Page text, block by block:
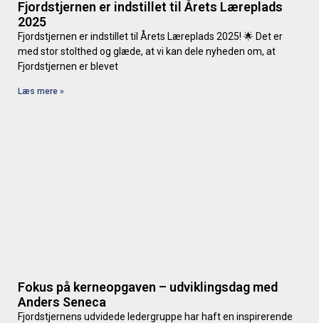
Fjordstjernen er indstillet til Årets Læreplads
2025
Fjordstjernen er indstillet til Årets Læreplads 2025! 🌟 Det er
med stor stolthed og glæde, at vi kan dele nyheden om, at
Fjordstjernen er blevet
Læs mere »
Fokus på kerneopgaven – udviklingsdag med
Anders Seneca
Fjordstjernens udvidede ledergruppe har haft en inspirerende